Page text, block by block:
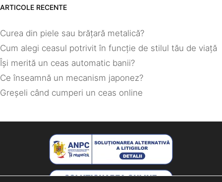
ARTICOLE RECENTE
Curea din piele sau brățară metalică?
Cum alegi ceasul potrivit în funcție de stilul tău de viață
Își merită un ceas automatic banii?
Ce înseamnă un mecanism japonez?
Greșeli când cumperi un ceas online